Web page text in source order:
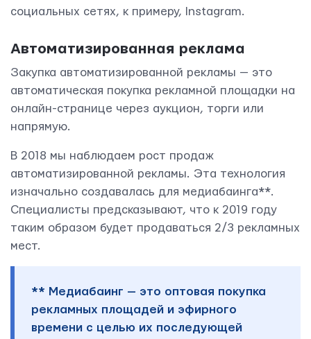
социальных сетях, к примеру, Instagram.
Автоматизированная реклама
Закупка автоматизированной рекламы — это
автоматическая покупка рекламной площадки на
онлайн-странице через аукцион, торги или
напрямую.
В 2018 мы наблюдаем рост продаж
автоматизированной рекламы. Эта технология
изначально создавалась для медиабаинга**.
Специалисты предсказывают, что к 2019 году
таким образом будет продаваться 2/3 рекламных
мест.
** Медиабаинг — это оптовая покупка
рекламных площадей и эфирного
времени с целью их последующей